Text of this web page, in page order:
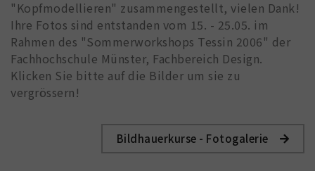
"Kopfmodellieren" zusammengestellt, vielen Dank!
Ihre Fotos sind entstanden vom 15. - 25.05. im
Rahmen des "Sommerworkshops Tessin 2006" der
Fachhochschule Münster, Fachbereich Design.
Klicken Sie bitte auf die Bilder um sie zu
vergrössern!
Bildhauerkurse - Fotogalerie